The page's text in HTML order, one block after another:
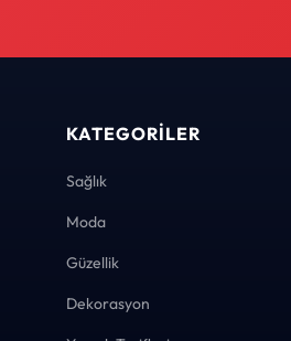
KATEGORILER
Sağlık
Moda
Güzellik
Dekorasyon